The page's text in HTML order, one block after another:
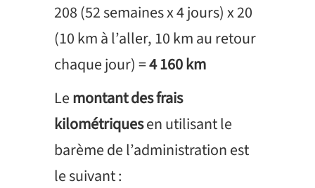
208 (52 semaines x 4 jours) x 20
(10 km à l’aller, 10 km au retour
chaque jour) =4 160 km
Lemontant des frais
kilométriquesen utilisant le
barème de l’administration est
le suivant :